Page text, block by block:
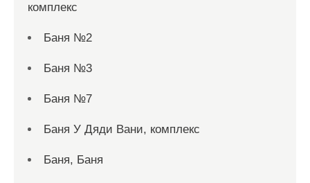
комплекс
Баня №2
Баня №3
Баня №7
Баня У Дяди Вани, комплекс
Баня, Баня